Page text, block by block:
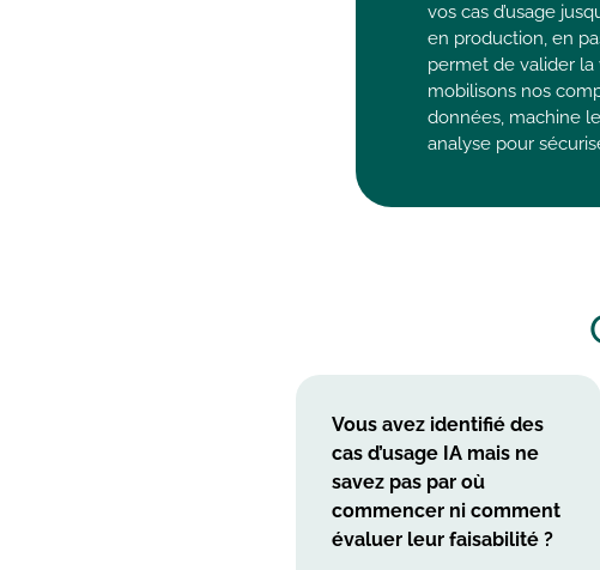
vos cas d’usage
en production, en
permet de valider la
mobilisons nos
données, machine
analyse pour
Vous avez identifié des
cas d’usage IA mais ne
savez pas par où
commencer ni comment
évaluer leur faisabilité ?